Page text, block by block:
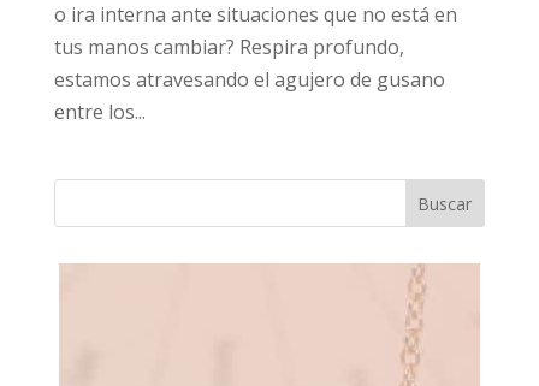
o ira interna ante situaciones que no está en
tus manos cambiar? Respira profundo,
estamos atravesando el agujero de gusano
entre los...